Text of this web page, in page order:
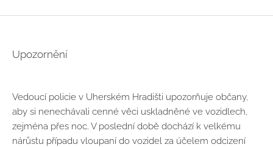
Upozornění
Vedoucí policie v Uherském Hradišti upozorňuje občany,
aby si nenechávali cenné věci uskladněné ve vozidlech,
zejména přes noc. V poslední době dochází k velkému
nárůstu případu vloupaní do vozidel za účelem odcizení